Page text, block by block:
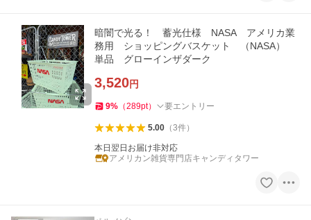
暗闇で光る！ 蓄光仕様 NASA アメリカ業
務用 ショッピングバスケット （NASA）
単品 グローインザダーク
3,520円
9% （289pt） 要エントリー
5.00（3件）
本日翌日お届け非対応
アメリカン雑貨専門店キャンディタワー